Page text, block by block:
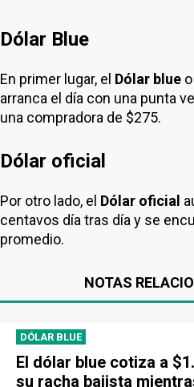
Dólar Blue
En primer lugar, el Dólar blue
arranca el día con una punta
una compradora de $275.
Dólar oficial
Por otro lado, el Dólar oficial
centavos día tras día y se
promedio.
NOTAS
DÓLAR BLUE
El dólar blue cotiza a
su racha bajista